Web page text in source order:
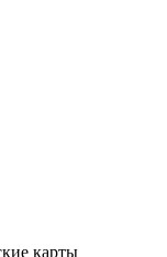
карты